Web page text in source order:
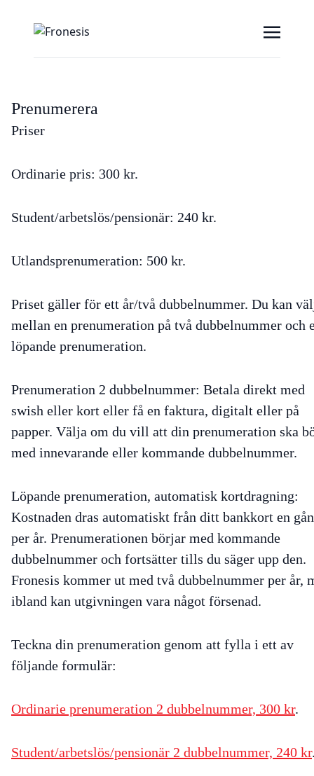
Prenumerera
Priser
Ordinarie pris: 300 kr.
Student/arbetslös/pensionär: 240 kr.
Utlandsprenumeration: 500 kr.
Priset gäller för ett år/två dubbelnummer. Du kan
mellan en prenumeration på två dubbelnummer och
löpande prenumeration.
Prenumeration 2 dubbelnummer: Betala direkt med
swish eller kort eller få en faktura, digitalt eller på
papper. Välja om du vill att din prenumeration ska
med innevarande eller kommande dubbelnummer.
Löpande prenumeration, automatisk kortdragning:
Kostnaden dras automatiskt från ditt bankkort en
per år. Prenumerationen börjar med kommande
dubbelnummer och fortsätter tills du säger upp den.
Fronesis kommer ut med två dubbelnummer per år,
ibland kan utgivningen vara något försenad.
Teckna din prenumeration genom att fylla i ett av
följande formulär:
Ordinarie prenumeration 2 dubbelnummer, 300 kr.
Student/arbetslös/pensionär 2 dubbelnummer, 240 kr